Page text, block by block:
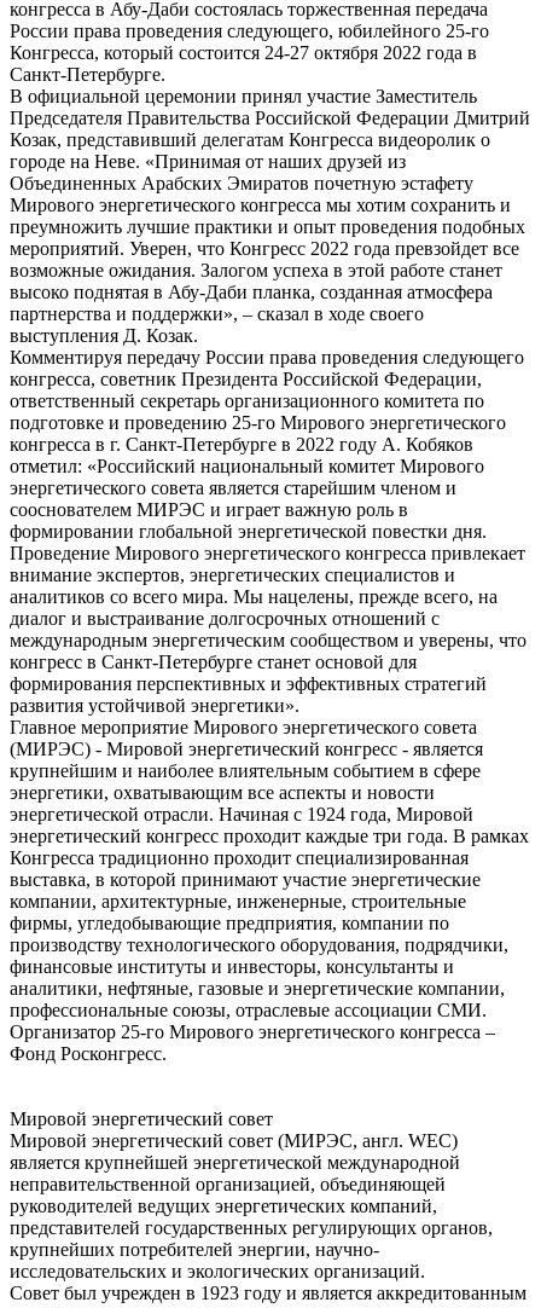
конгресса в Абу-Даби состоялась торжественная передача
России права проведения следующего, юбилейного 25-го
Конгресса, который состоится 24-27 октября 2022 года в
Санкт-Петербурге.
В официальной церемонии принял участие Заместитель
Председателя Правительства Российской Федерации Дмитрий
Козак, представивший делегатам Конгресса видеоролик о
городе на Неве. «Принимая от наших друзей из
Объединенных Арабских Эмиратов почетную эстафету
Мирового энергетического конгресса мы хотим сохранить и
преумножить лучшие практики и опыт проведения подобных
мероприятий. Уверен, что Конгресс 2022 года превзойдет все
возможные ожидания. Залогом успеха в этой работе станет
высоко поднятая в Абу-Даби планка, созданная атмосфера
партнерства и поддержки», – сказал в ходе своего
выступления Д. Козак.
Комментируя передачу России права проведения следующего
конгресса, советник Президента Российской Федерации,
ответственный секретарь организационного комитета по
подготовке и проведению 25-го Мирового энергетического
конгресса в г. Санкт-Петербурге в 2022 году А. Кобяков
отметил: «Российский национальный комитет Мирового
энергетического совета является старейшим членом и
сооснователем МИРЭС и играет важную роль в
формировании глобальной энергетической повестки дня.
Проведение Мирового энергетического конгресса привлекает
внимание экспертов, энергетических специалистов и
аналитиков со всего мира. Мы нацелены, прежде всего, на
диалог и выстраивание долгосрочных отношений с
международным энергетическим сообществом и уверены, что
конгресс в Санкт-Петербурге станет основой для
формирования перспективных и эффективных стратегий
развития устойчивой энергетики».
Главное мероприятие Мирового энергетического совета
(МИРЭС) - Мировой энергетический конгресс - является
крупнейшим и наиболее влиятельным событием в сфере
энергетики, охватывающим все аспекты и новости
энергетической отрасли. Начиная с 1924 года, Мировой
энергетический конгресс проходит каждые три года. В рамках
Конгресса традиционно проходит специализированная
выставка, в которой принимают участие энергетические
компании, архитектурные, инженерные, строительные
фирмы, угледобывающие предприятия, компании по
производству технологического оборудования, подрядчики,
финансовые институты и инвесторы, консультанты и
аналитики, нефтяные, газовые и энергетические компании,
профессиональные союзы, отраслевые ассоциации СМИ.
Организатор 25-го Мирового энергетического конгресса –
Фонд Росконгресс.
Мировой энергетический совет
Мировой энергетический совет (МИРЭС, англ. WEC)
является крупнейшей энергетической международной
неправительственной организацией, объединяющей
руководителей ведущих энергетических компаний,
представителей государственных регулирующих органов,
крупнейших потребителей энергии, научно-
исследовательских и экологических организаций.
Совет был учрежден в 1923 году и является аккредитованным